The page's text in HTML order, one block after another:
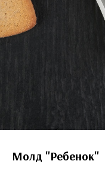
Молд "Ребенок"